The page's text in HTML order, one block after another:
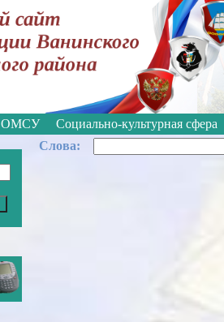
Версия для слабовидящих: Вкл
ОМСУ Социально-культурная сфера
Cлова: